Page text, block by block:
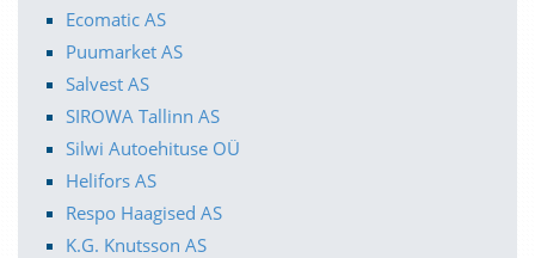
Ecomatic AS
Puumarket AS
Salvest AS
SIROWA Tallinn AS
Silwi Autoehituse OÜ
Helifors AS
Respo Haagised AS
K.G. Knutsson AS